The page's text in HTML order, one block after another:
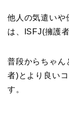
他人の気遣いや
は、ISFJ(擁護
普段からちゃん
者)とより良い
す。